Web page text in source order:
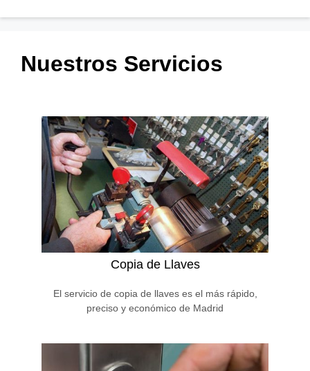
CONTACTO
Nuestros Servicios
Copia de Llaves
El servicio de copia de llaves es el más rápido,
preciso y económico de Madrid